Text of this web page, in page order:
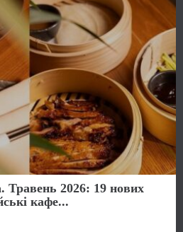
Травень 2026: 19 нових
кафе...